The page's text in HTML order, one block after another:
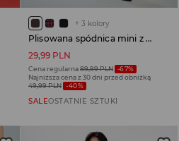
+ 3 kolory
Plisowana spódnica mini z gładkiej tkaniny brązowa
29,99 PLN
Cena regularna89,99 PLN -67%
Najniższa cena z 30 dni przed obniżką
49,99 PLN -40%
SALEOSTATNIE SZTUKI